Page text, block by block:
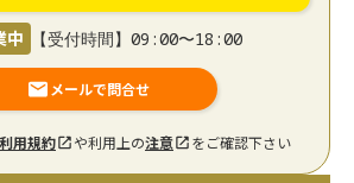
中 【受付時間】09:00〜18:00
メールで問合せ
利用規約 や利用上の注意 をご確認下さい